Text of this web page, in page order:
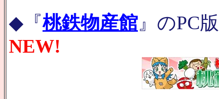
◆『桃鉄物産館 』のPC
NEW!